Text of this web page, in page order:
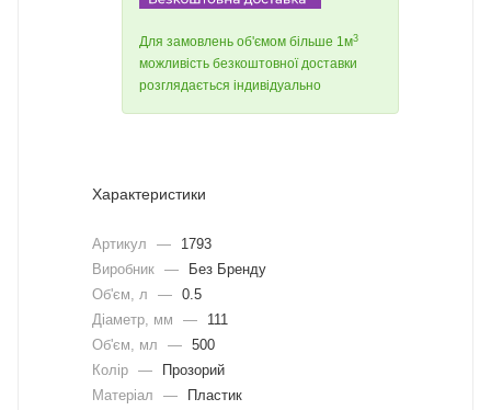
Для замовлень об'ємом більше 1м3
можливість безкоштовної доставки
розглядається індивідуально
Характеристики
Артикул —
1793
Виробник —
Без Бренду
Об'єм, л
— 0.5
Діаметр, мм
—
111
Об'єм, мл
— 500
Колір —
Прозорий
Матеріал
—
Пластик